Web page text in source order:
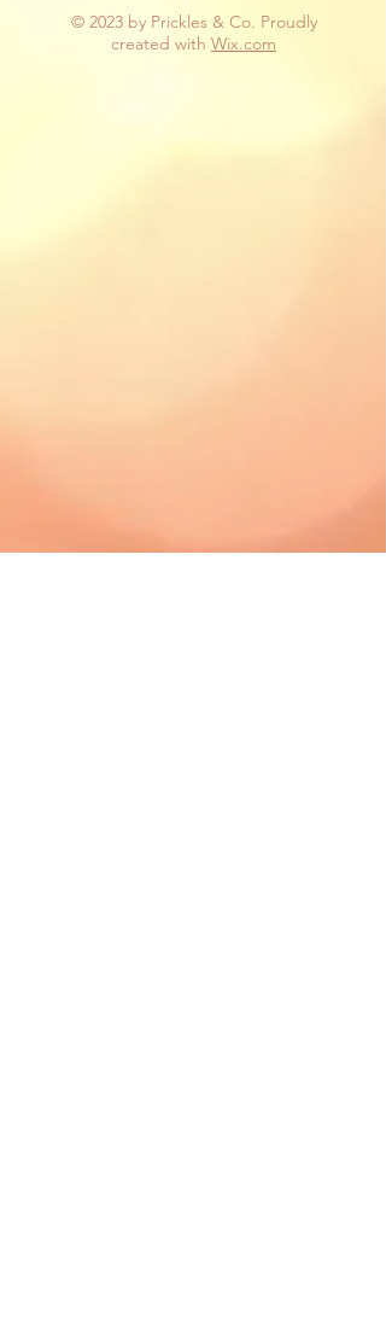
© 2023 by Prickles & Co. Proudly
created with Wix.com